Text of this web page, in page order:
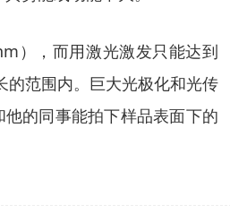
），而用激光激发只能达到
范围内。巨大光极化和光传
的同事能拍下样品表面下的